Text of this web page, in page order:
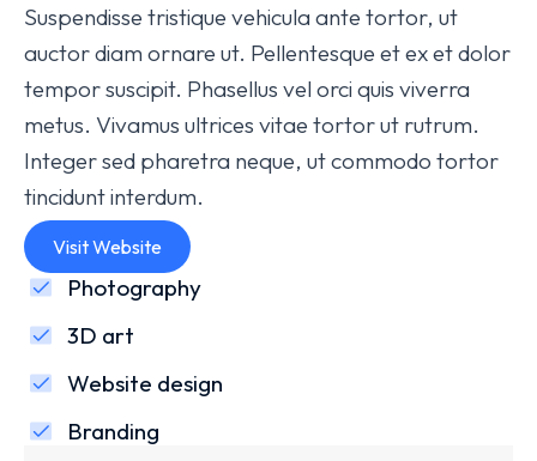
Suspendisse tristique vehicula ante tortor, ut
auctor diam ornare ut. Pellentesque et ex et dolor
tempor suscipit. Phasellus vel orci quis viverra
metus. Vivamus ultrices vitae tortor ut rutrum.
Integer sed pharetra neque, ut commodo tortor
tincidunt interdum.
Visit Website
Photography
3D art
Website design
Branding